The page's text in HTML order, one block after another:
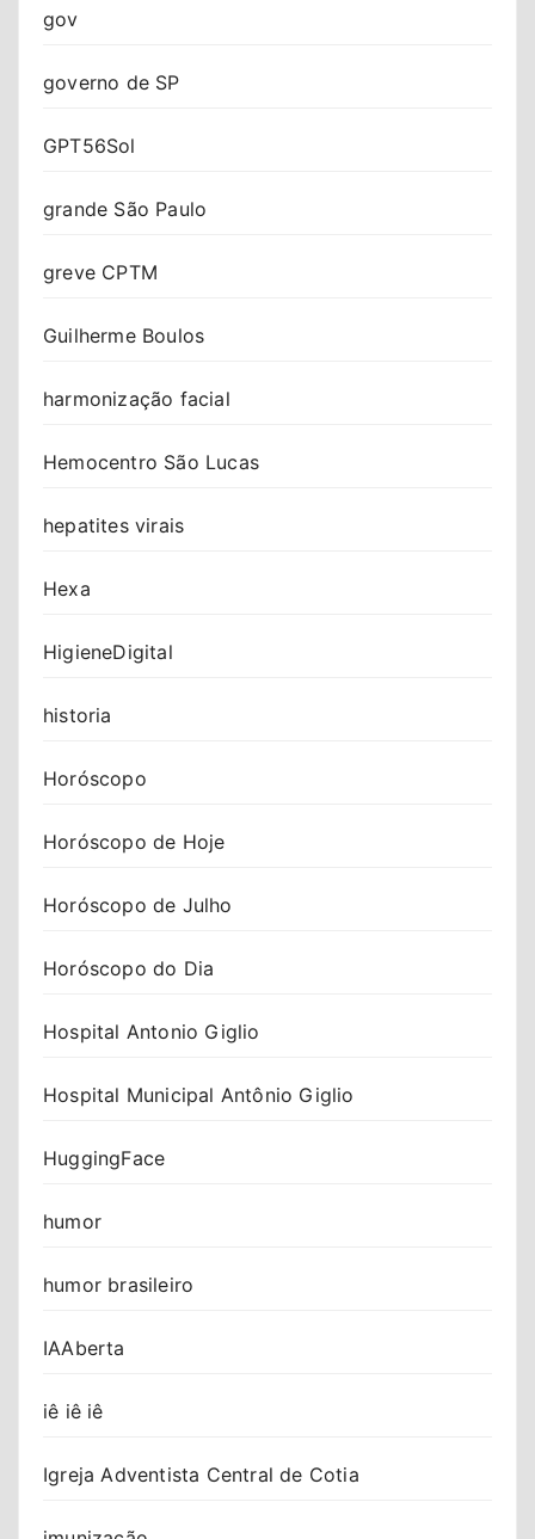
gov
governo de SP
GPT56Sol
grande São Paulo
greve CPTM
Guilherme Boulos
harmonização facial
Hemocentro São Lucas
hepatites virais
Hexa
HigieneDigital
historia
Horóscopo
Horóscopo de Hoje
Horóscopo de Julho
Horóscopo do Dia
Hospital Antonio Giglio
Hospital Municipal Antônio Giglio
HuggingFace
humor
humor brasileiro
IAAberta
iê iê iê
Igreja Adventista Central de Cotia